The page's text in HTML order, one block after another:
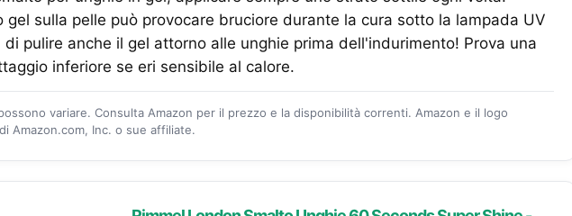
gel sulla pelle può provocare bruciore durante la cura sotto la lampada UV
di pulire anche il gel attorno alle unghie prima dell'indurimento! Prova una
inferiore se eri sensibile al calore.
variare. Consulta Amazon per il prezzo e la disponibilità correnti. Amazon e il logo
Amazon.com, Inc. o sue affiliate.